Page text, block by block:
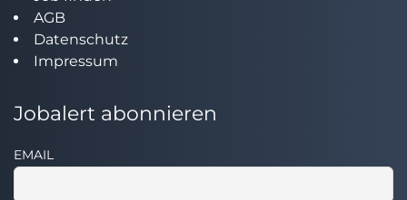
AGB
Datenschutz
Impressum
Jobalert abonnieren
EMAIL